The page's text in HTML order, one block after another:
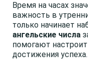
Время на часах
важность в
только начинает
ангельские числа
помогают
достижения успеха.